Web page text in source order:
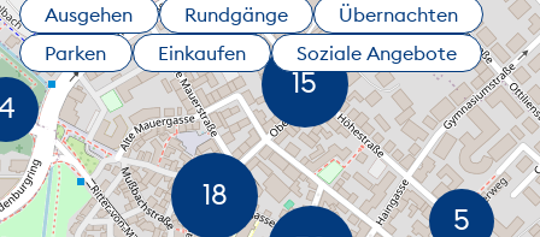
Ausgehen
Rundgänge
Übernachten
Parken
Einkaufen Soziale Angebote